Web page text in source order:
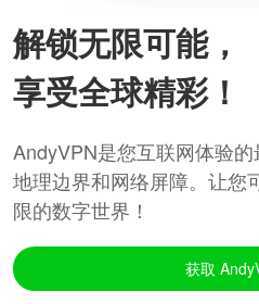
解锁无限可能，
享受全球精彩！
AndyVPN是您互联网体验
地理边界和网络屏障。让您
限的数字世界！
获取